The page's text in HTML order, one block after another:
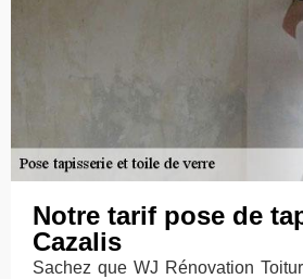
Notre tarif pose de
Cazalis
Sachez que WJ Rénovation